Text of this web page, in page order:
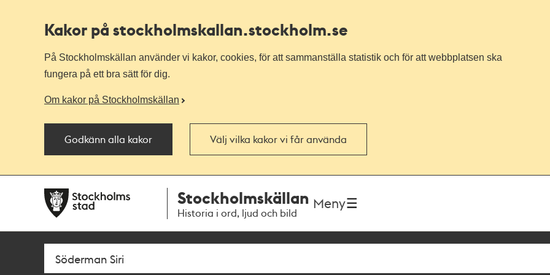
Kakor på stockholmskallan.stockholm.se
På Stockholmskällan använder vi kakor, cookies, för att sammanställa statistik och för att webbplatsen ska
fungera på ett bra sätt för dig.
Om kakor på Stockholmskällan
Godkänn alla kakor Välj vilka kakor vi får använda
navigationen
huvudinnehållet
Stockholmskällan
Historia i ord, ljud och bild
Meny
Sök